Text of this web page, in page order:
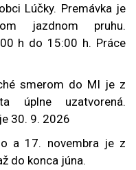
Lúčky. Premávka je
jazdnom pruhu.
h do 15:00 h. Práce
smerom do MI je z
úplne uzatvorená.
30. 9. 2026
a 17. novembra je z
do konca júna.